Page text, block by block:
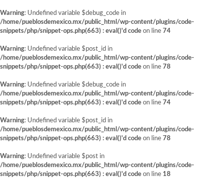
Warning: Undefined variable $debug_code in
/home/pueblosdemexico.mx/public_html/wp-content/plugins/code-
snippets/php/snippet-ops.php(663) : eval()'d code on line 74
Warning: Undefined variable $post_id in
/home/pueblosdemexico.mx/public_html/wp-content/plugins/code-
snippets/php/snippet-ops.php(663) : eval()'d code on line 78
Warning: Undefined variable $debug_code in
/home/pueblosdemexico.mx/public_html/wp-content/plugins/code-
snippets/php/snippet-ops.php(663) : eval()'d code on line 74
Warning: Undefined variable $post_id in
/home/pueblosdemexico.mx/public_html/wp-content/plugins/code-
snippets/php/snippet-ops.php(663) : eval()'d code on line 78
Warning: Undefined variable $post in
/home/pueblosdemexico.mx/public_html/wp-content/plugins/code-
snippets/php/snippet-ops.php(663) : eval()'d code on line 18